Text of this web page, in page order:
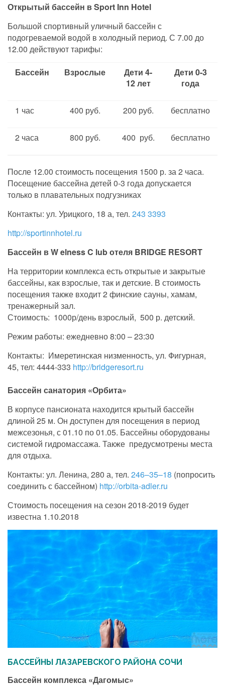
Открытый бассейн в Sport Inn Hotel
Большой спортивный уличный бассейн с
подогреваемой водой в холодный период. С 7.00 до
12.00 действуют тарифы:
Бассейн
Взрослые
Дети 4-
12 лет
Дети 0-3
года
1 час 400 руб. 200 руб. бесплатно
2 часа 800 руб. 400 руб. бесплатно
После 12.00 стоимость посещения 1500 р. за 2 часа.
Посещение бассейна детей 0-3 года допускается
только в плавательных подгузниках
Контакты: ул. Урицкого, 18 а, тел. 243 3393
http://sportinnhotel.ru
Бассейн в WelnessC lubотеля BRIDGE RESORT
На территории комплекса есть открытые и закрытые
бассейны, как взрослые, так и детские. В стоимость
посещения также входит 2 финские сауны, хамам,
тренажерный зал.
Стоимость: 1000р/день взрослый, 500 р. детский.
Режим работы: ежедневно 8:00 – 23:30
Контакты: Имеретинская низменность, ул. Фигурная,
45, тел: 4444-333 http://bridgeresort.ru
Бассейн санатория «Орбита»
В корпусе пансионата находится крытый бассейн
длиной 25 м. Он доступен для посещения в период
межсезонья, с 01.10 по 01.05. Бассейны оборудованы
системой гидромассажа. Также предусмотрены места
для отдыха.
Контакты: ул. Ленина, 280 а, тел. 246–35–18 (попросить
соединить с бассейном) http://orbita-adler.ru
Стоимость посещения на сезон 2018-2019 будет
известна 1.10.2018
БАССЕЙНЫ ЛАЗАРЕВСКОГО РАЙОНА СОЧИ
Бассейн комплекса «Дагомыс»